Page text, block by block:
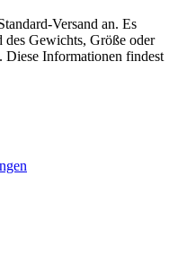
Versand an. Es
Gewichts, Größe oder
Diese Informationen findest